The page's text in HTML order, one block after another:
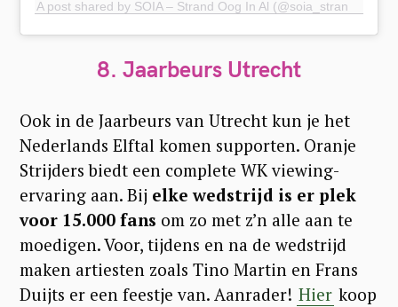
8. Jaarbeurs Utrecht
Ook in de Jaarbeurs van Utrecht kun je het
Nederlands Elftal komen supporten. Oranje
Strijders biedt een complete WK viewing-
ervaring aan. Bij elke wedstrijd is er plek
voor 15.000 fans om zo met z’n alle aan te
moedigen. Voor, tijdens en na de wedstrijd
maken artiesten zoals Tino Martin en Frans
Duijts er een feestje van. Aanrader! Hier koop